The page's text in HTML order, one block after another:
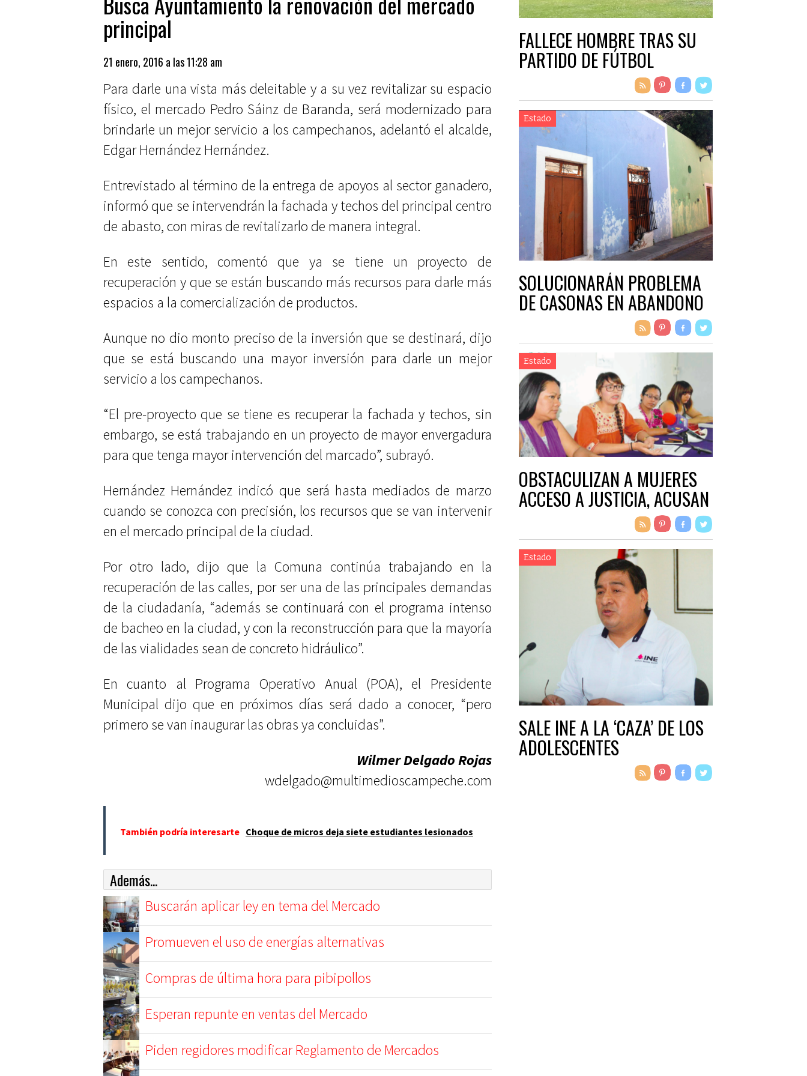
principal
21 enero, 2016 a las 11:28 am
Para darle una vista más deleitable y a su vez revitalizar su espacio
físico, el mercado Pedro Sáinz de Baranda, será modernizado para
brindarle un mejor servicio a los campechanos, adelantó el alcalde,
Edgar Hernández Hernández.
Entrevistado al término de la entrega de apoyos al sector ganadero,
informó que se intervendrán la fachada y techos del principal centro
de abasto, con miras de revitalizarlo de manera integral.
En este sentido, comentó que ya se tiene un proyecto de
recuperación y que se están buscando más recursos para darle más
espacios a la comercialización de productos.
Aunque no dio monto preciso de la inversión que se destinará, dijo
que se está buscando una mayor inversión para darle un mejor
servicio a los campechanos.
“El pre-proyecto que se tiene es recuperar la fachada y techos, sin
embargo, se está trabajando en un proyecto de mayor envergadura
para que tenga mayor intervención del marcado”, subrayó.
Hernández Hernández indicó que será hasta mediados de marzo
cuando se conozca con precisión, los recursos que se van intervenir
en el mercado principal de la ciudad.
Por otro lado, dijo que la Comuna continúa trabajando en la
recuperación de las calles, por ser una de las principales demandas
de la ciudadanía, “además se continuará con el programa intenso
de bacheo en la ciudad, y con la reconstrucción para que la mayoría
de las vialidades sean de concreto hidráulico”.
En cuanto al Programa Operativo Anual (POA), el Presidente
Municipal dijo que en próximos días será dado a conocer, “pero
primero se van inaugurar las obras ya concluidas”.
Wilmer Delgado Rojas
wdelgado@multimedioscampeche.com
También podría interesarte Choque de micros deja siete estudiantes lesionados
Además...
Buscarán aplicar ley en tema del Mercado
Promueven el uso de energías alternativas
Compras de última hora para pibipollos
Esperan repunte en ventas del Mercado
Piden regidores modificar Reglamento de Mercados
FALLECE HOMBRE TRAS SU
PARTIDO DE FÚTBOL
Estado
SOLUCIONARÁN PROBLEMA
DE CASONAS EN ABANDONO
Estado
OBSTACULIZAN A MUJERES
ACCESO A JUSTICIA, ACUSAN
Estado
SALE INE A LA ‘CAZA’ DE LOS
ADOLESCENTES